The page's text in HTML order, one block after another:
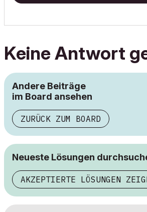
Keine Antwort
Andere Beiträge
im Board ansehen
ZURÜCK ZUM BOARD
Neueste Lösungen
AKZEPTIERTE LÖSUNGEN